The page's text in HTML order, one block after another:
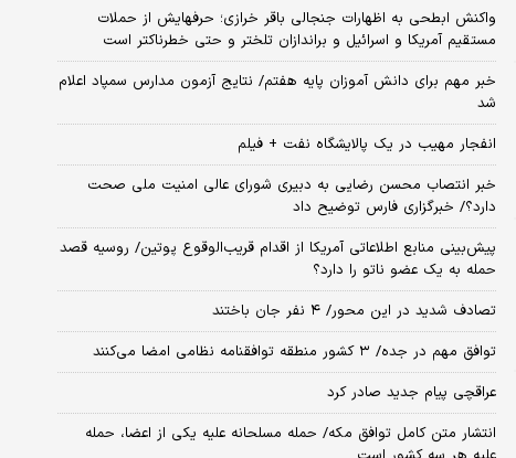
واکنش ابطحی به اظهارات جنجالی باقر خرازی؛ حرفهایش از حملات
مستقیم آمریکا و اسرائیل و براندازان تلختر و حتی خطرناکتر است
خبر مهم برای دانش آموزان پایه هفتم/ نتایج آزمون مدارس سمپاد اعلام
شد
انفجار مهیب در یک پالایشگاه نفت + فیلم
خبر انتصاب محسن رضایی به دبیری شورای عالی امنیت ملی صحت
دارد؟/ خبرگزاری فارس توضیح داد
پیش‌بینی منابع اطلاعاتی آمریکا از اقدام قریب‌الوقوع پوتین/ روسیه قصد
حمله به یک عضو ناتو را دارد؟
تصادف شدید در این محور/ ۴ نفر جان باختند
توافق مهم در جده/ ۳ کشور منطقه توافقنامه نظامی امضا می‌کنند
عراقچی پیام جدید صادر کرد
انتشار متن کامل توافق مکه/ حمله مسلحانه علیه یکی از اعضا، حمله